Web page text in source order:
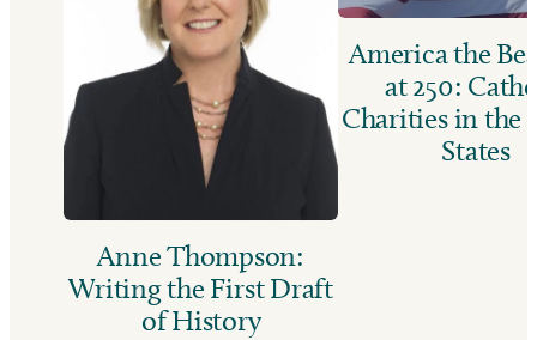
Anne Thompson:
Writing the First Draft
of History
America the
at 250:
Charities in the
States